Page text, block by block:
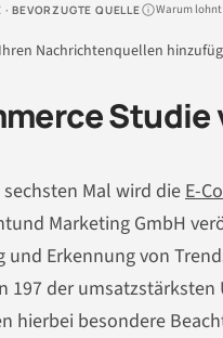
· BEVORZUGTE QUELLE Warum lohnt
Nachrichtenquellen
Mal wird dieE-
Marketing GmbH
und Erkennung von
197 der
hierbei besondere